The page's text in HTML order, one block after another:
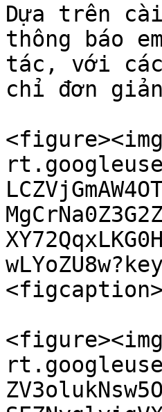
Dựa trên
thông báo
tác, với các
chỉ đơn